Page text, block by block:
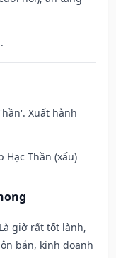
Xuất hành
Hạc Thần (xấu)
Là giờ rất tốt lành,
bán, kinh doanh